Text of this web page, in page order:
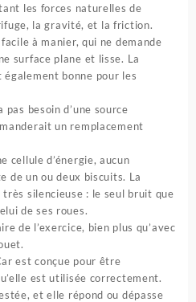
les forces naturelles de
la gravité, et la friction.
à manier, qui ne demande
surface plane et lisse. La
bonne pour les
pas besoin d’une source
un remplacement
cellule d’énergie, aucun
de un ou deux biscuits. La
silencieuse : le seul bruit que
de ses roues.
de l’exercice, bien plus qu’avec
est conçue pour être
est utilisée correctement.
et elle répond ou dépasse